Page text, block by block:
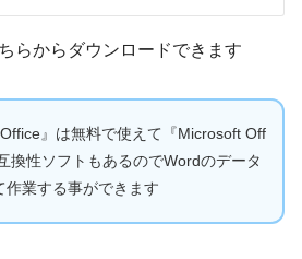
らからダウンロードできます
Office』は無料で使えて『Microsoft Off
換性ソフトもあるのでWordのデータ
作業する事ができます